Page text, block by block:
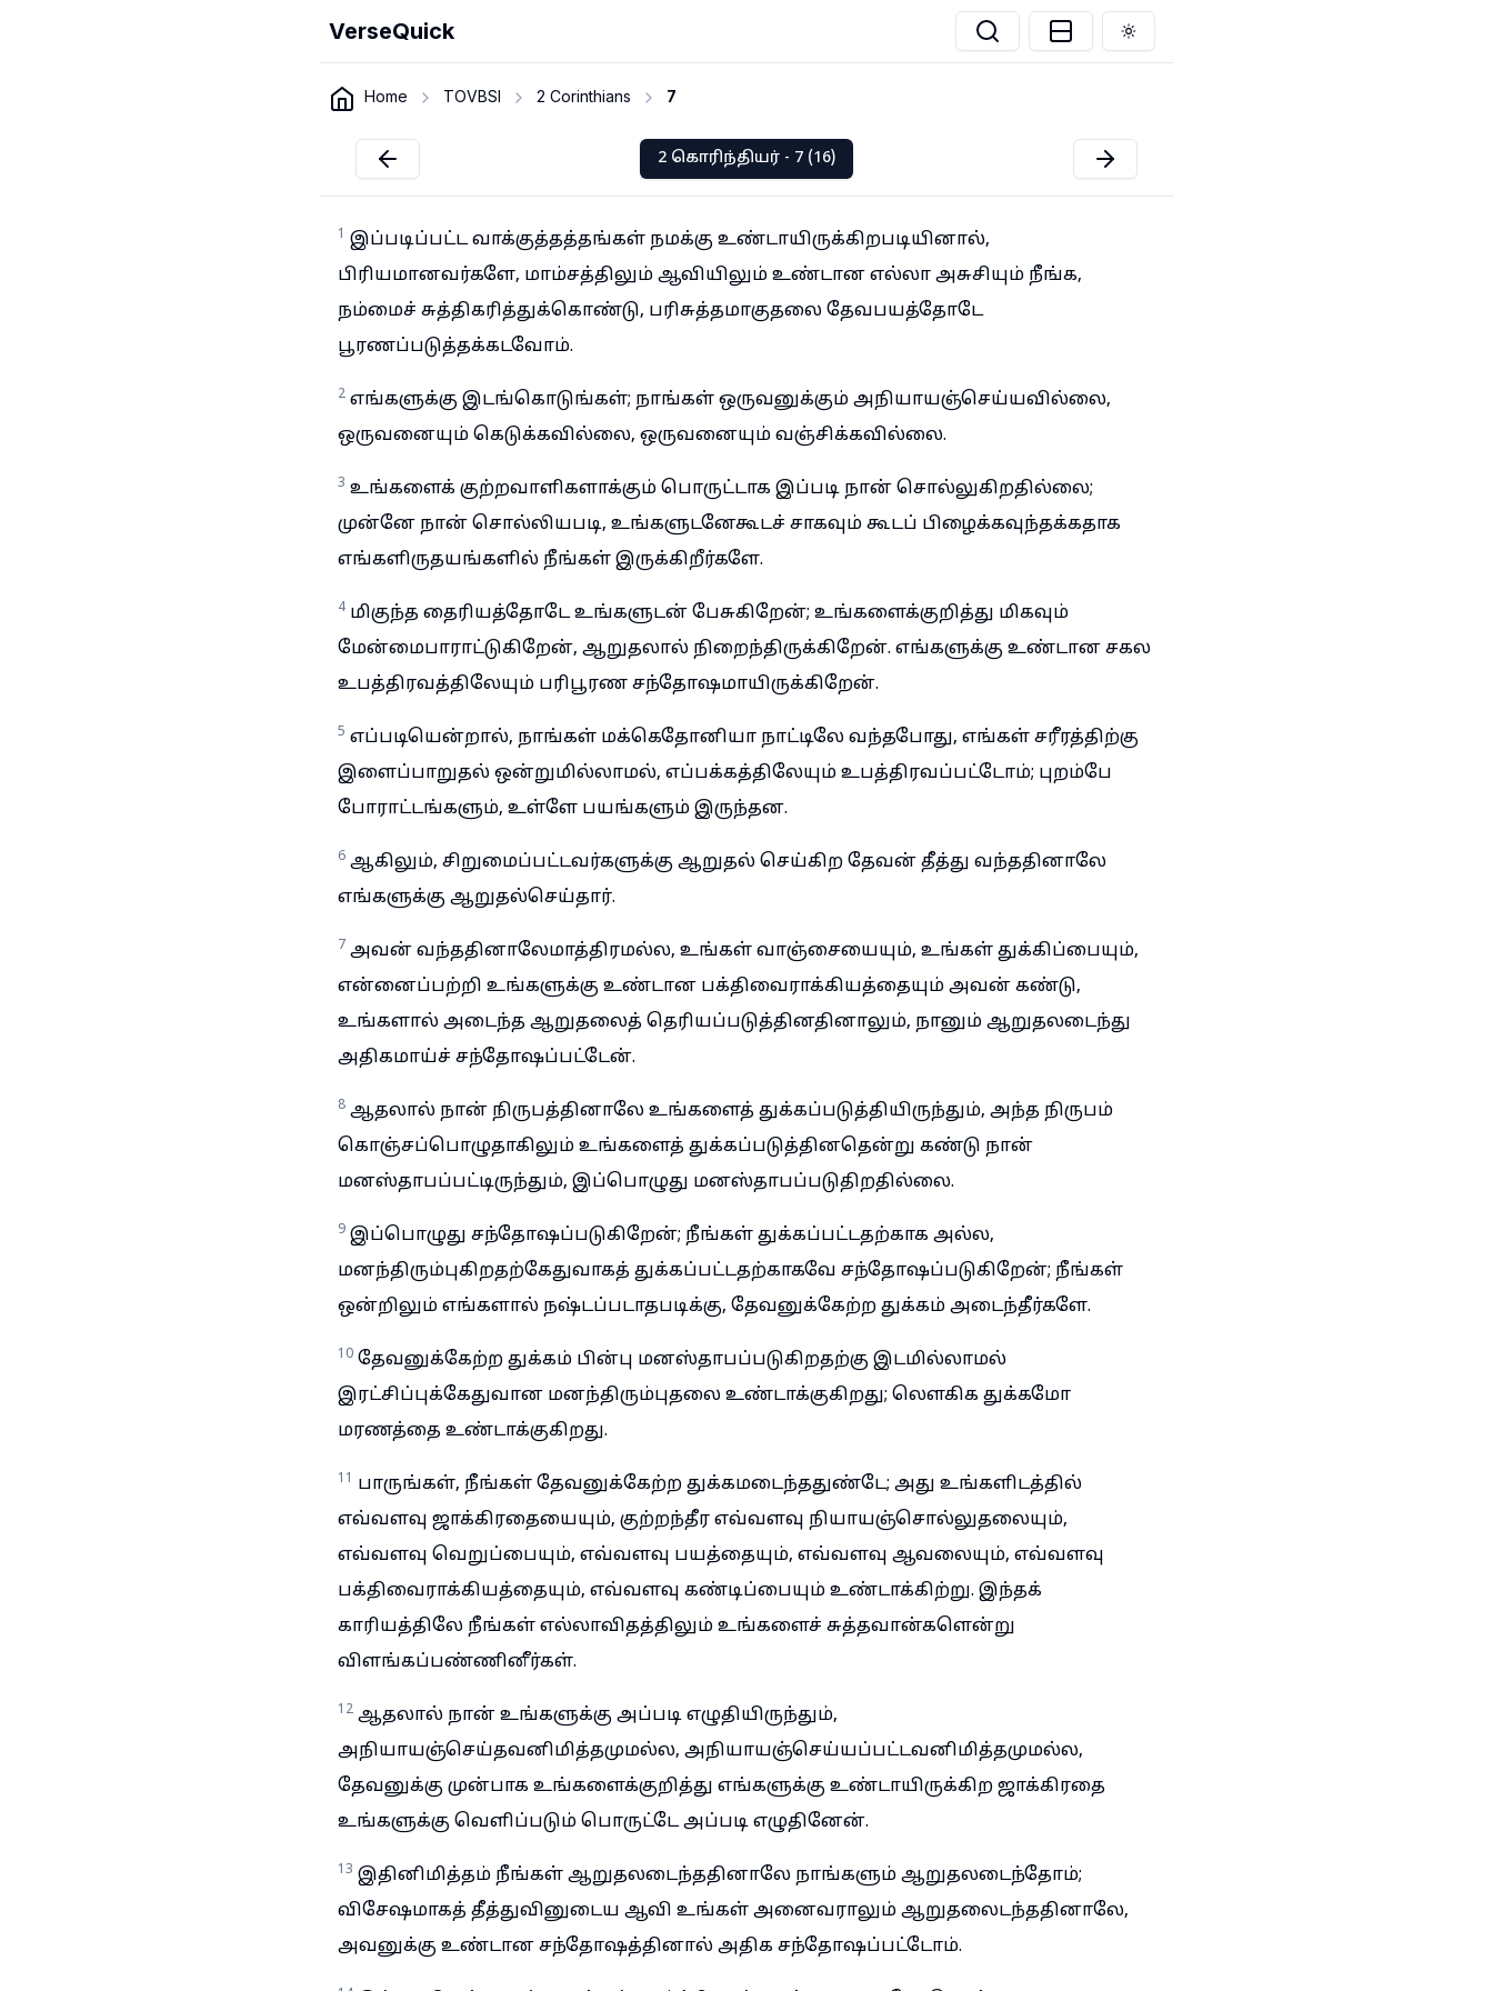
VerseQuick Toggle theme
Home TOVBSI 2 Corinthians 7
2 கொரிந்தியர் - 7 (16)
1 இப்படிப்பட்ட வாக்குத்தத்தங்கள் நமக்கு உண்டாயிருக்கிறபடியினால்,
பிரியமானவர்களே, மாம்சத்திலும் ஆவியிலும் உண்டான எல்லா அசுசியும் நீங்க,
நம்மைச் சுத்திகரித்துக்கொண்டு, பரிசுத்தமாகுதலை தேவபயத்தோடே
பூரணப்படுத்தக்கடவோம்.
2 எங்களுக்கு இடங்கொடுங்கள்; நாங்கள் ஒருவனுக்கும் அநியாயஞ்செய்யவில்லை,
ஒருவனையும் கெடுக்கவில்லை, ஒருவனையும் வஞ்சிக்கவில்லை.
3 உங்களைக் குற்றவாளிகளாக்கும் பொருட்டாக இப்படி நான் சொல்லுகிறதில்லை;
முன்னே நான் சொல்லியபடி, உங்களுடனேகூடச் சாகவும் கூடப் பிழைக்கவுந்தக்கதாக
எங்களிருதயங்களில் நீங்கள் இருக்கிறீர்களே.
4 மிகுந்த தைரியத்தோடே உங்களுடன் பேசுகிறேன்; உங்களைக்குறித்து மிகவும்
மேன்மைபாராட்டுகிறேன், ஆறுதலால் நிறைந்திருக்கிறேன். எங்களுக்கு உண்டான சகல
உபத்திரவத்திலேயும் பரிபூரண சந்தோஷமாயிருக்கிறேன்.
5 எப்படியென்றால், நாங்கள் மக்கெதோனியா நாட்டிலே வந்தபோது, எங்கள் சரீரத்திற்கு
இளைப்பாறுதல் ஒன்றுமில்லாமல், எப்பக்கத்திலேயும் உபத்திரவப்பட்டோம்; புறம்பே
போராட்டங்களும், உள்ளே பயங்களும் இருந்தன.
6 ஆகிலும், சிறுமைப்பட்டவர்களுக்கு ஆறுதல் செய்கிற தேவன் தீத்து வந்ததினாலே
எங்களுக்கு ஆறுதல்செய்தார்.
7 அவன் வந்ததினாலேமாத்திரமல்ல, உங்கள் வாஞ்சையையும், உங்கள் துக்கிப்பையும்,
என்னைப்பற்றி உங்களுக்கு உண்டான பக்திவைராக்கியத்தையும் அவன் கண்டு,
உங்களால் அடைந்த ஆறுதலைத் தெரியப்படுத்தினதினாலும், நானும் ஆறுதலடைந்து
அதிகமாய்ச் சந்தோஷப்பட்டேன்.
8 ஆதலால் நான் நிருபத்தினாலே உங்களைத் துக்கப்படுத்தியிருந்தும், அந்த நிருபம்
கொஞ்சப்பொழுதாகிலும் உங்களைத் துக்கப்படுத்தினதென்று கண்டு நான்
மனஸ்தாபப்பட்டிருந்தும், இப்பொழுது மனஸ்தாபப்படுதிறதில்லை.
9 இப்பொழுது சந்தோஷப்படுகிறேன்; நீங்கள் துக்கப்பட்டதற்காக அல்ல,
மனந்திரும்புகிறதற்கேதுவாகத் துக்கப்பட்டதற்காகவே சந்தோஷப்படுகிறேன்; நீங்கள்
ஒன்றிலும் எங்களால் நஷ்டப்படாதபடிக்கு, தேவனுக்கேற்ற துக்கம் அடைந்தீர்களே.
10 தேவனுக்கேற்ற துக்கம் பின்பு மனஸ்தாபப்படுகிறதற்கு இடமில்லாமல்
இரட்சிப்புக்கேதுவான மனந்திரும்புதலை உண்டாக்குகிறது; லெளகிக துக்கமோ
மரணத்தை உண்டாக்குகிறது.
11 பாருங்கள், நீங்கள் தேவனுக்கேற்ற துக்கமடைந்ததுண்டே; அது உங்களிடத்தில்
எவ்வளவு ஜாக்கிரதையையும், குற்றந்தீர எவ்வளவு நியாயஞ்சொல்லுதலையும்,
எவ்வளவு வெறுப்பையும், எவ்வளவு பயத்தையும், எவ்வளவு ஆவலையும், எவ்வளவு
பக்திவைராக்கியத்தையும், எவ்வளவு கண்டிப்பையும் உண்டாக்கிற்று. இந்தக்
காரியத்திலே நீங்கள் எல்லாவிதத்திலும் உங்களைச் சுத்தவான்களென்று
விளங்கப்பண்ணினீர்கள்.
12 ஆதலால் நான் உங்களுக்கு அப்படி எழுதியிருந்தும்,
அநியாயஞ்செய்தவனிமித்தமுமல்ல, அநியாயஞ்செய்யப்பட்டவனிமித்தமுமல்ல,
தேவனுக்கு முன்பாக உங்களைக்குறித்து எங்களுக்கு உண்டாயிருக்கிற ஜாக்கிரதை
உங்களுக்கு வெளிப்படும் பொருட்டே அப்படி எழுதினேன்.
13 இதினிமித்தம் நீங்கள் ஆறுதலடைந்ததினாலே நாங்களும் ஆறுதலடைந்தோம்;
விசேஷமாகத் தீத்துவினுடைய ஆவி உங்கள் அனைவராலும் ஆறுதலைடந்ததினாலே,
அவனுக்கு உண்டான சந்தோஷத்தினால் அதிக சந்தோஷப்பட்டோம்.